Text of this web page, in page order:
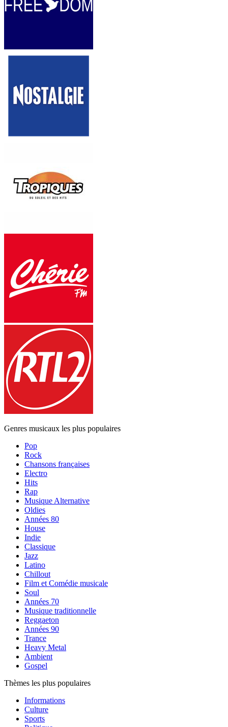
Genres musicaux les plus populaires
Pop
Rock
Chansons françaises
Electro
Hits
Rap
Musique Alternative
Oldies
Années 80
House
Indie
Classique
Jazz
Latino
Chillout
Film et Comédie musicale
Soul
Années 70
Musique traditionnelle
Reggaeton
Années 90
Trance
Heavy Metal
Ambient
Gospel
Thèmes les plus populaires
Informations
Culture
Sports